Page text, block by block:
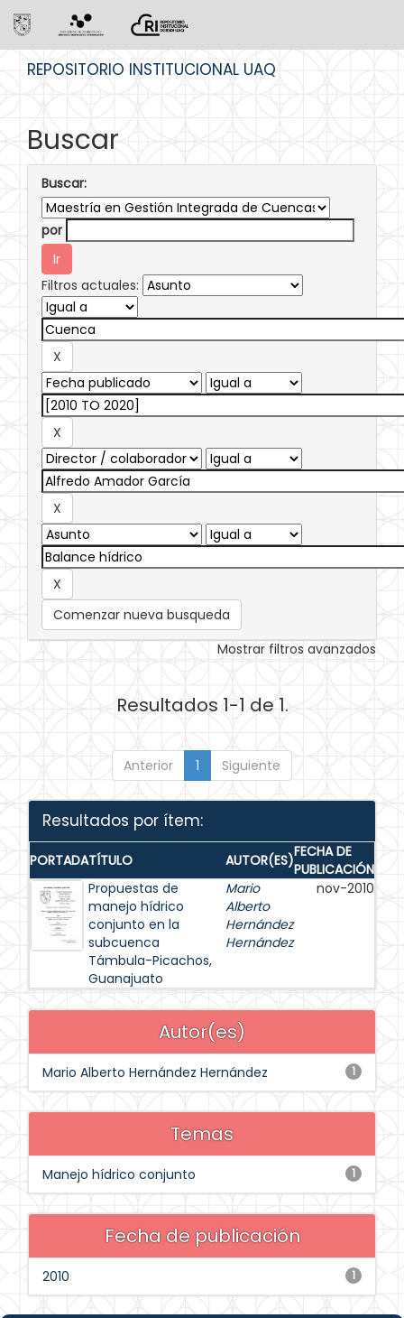
REPOSITORIO INSTITUCIONAL UAQ
Buscar
Buscar:
por
Filtros actuales:
Comenzar nueva busqueda
Mostrar filtros avanzados
Resultados 1-1 de 1.
Anterior 1 Siguiente
Resultados por ítem:
PORTADATÍTULO AUTOR(ES)FECHA DE
PUBLICACIÓN
Propuestas de
manejo hídrico
conjunto en la
subcuenca
Támbula-Picachos,
Guanajuato
Mario
Alberto
Hernández
Hernández
nov-2010
Autor(es)
1
Mario Alberto Hernández Hernández
Temas
1
Manejo hídrico conjunto
Fecha de publicación
1
2010